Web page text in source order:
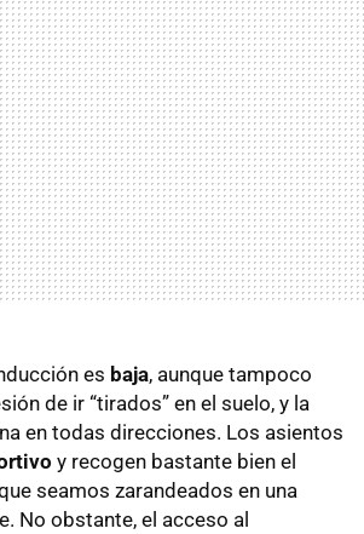
es baja, aunque tampoco
de ir “tirados” en el suelo, y la
en todas direcciones. Los asientos
y recogen bastante bien el
seamos zarandeados en una
No obstante, el acceso al